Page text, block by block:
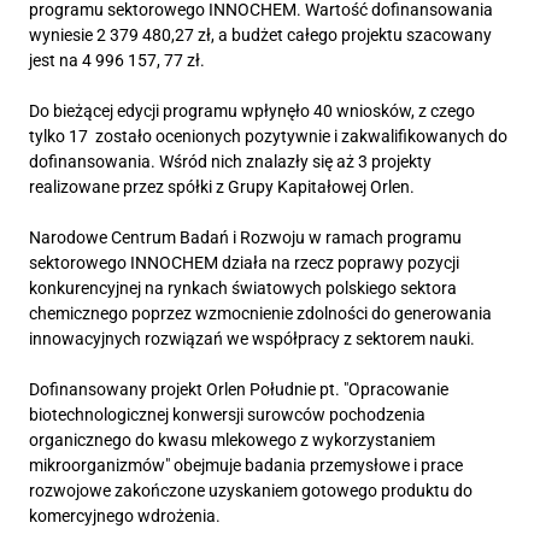
programu sektorowego INNOCHEM. Wartość dofinansowania
wyniesie 2 379 480,27 zł, a budżet całego projektu szacowany
jest na 4 996 157, 77 zł.
Do bieżącej edycji programu wpłynęło 40 wniosków, z czego
tylko 17 zostało ocenionych pozytywnie i zakwalifikowanych do
dofinansowania. Wśród nich znalazły się aż 3 projekty
realizowane przez spółki z Grupy Kapitałowej Orlen.
Narodowe Centrum Badań i Rozwoju w ramach programu
sektorowego INNOCHEM działa na rzecz poprawy pozycji
konkurencyjnej na rynkach światowych polskiego sektora
chemicznego poprzez wzmocnienie zdolności do generowania
innowacyjnych rozwiązań we współpracy z sektorem nauki.
Dofinansowany projekt Orlen Południe pt. "Opracowanie
biotechnologicznej konwersji surowców pochodzenia
organicznego do kwasu mlekowego z wykorzystaniem
mikroorganizmów" obejmuje badania przemysłowe i prace
rozwojowe zakończone uzyskaniem gotowego produktu do
komercyjnego wdrożenia.